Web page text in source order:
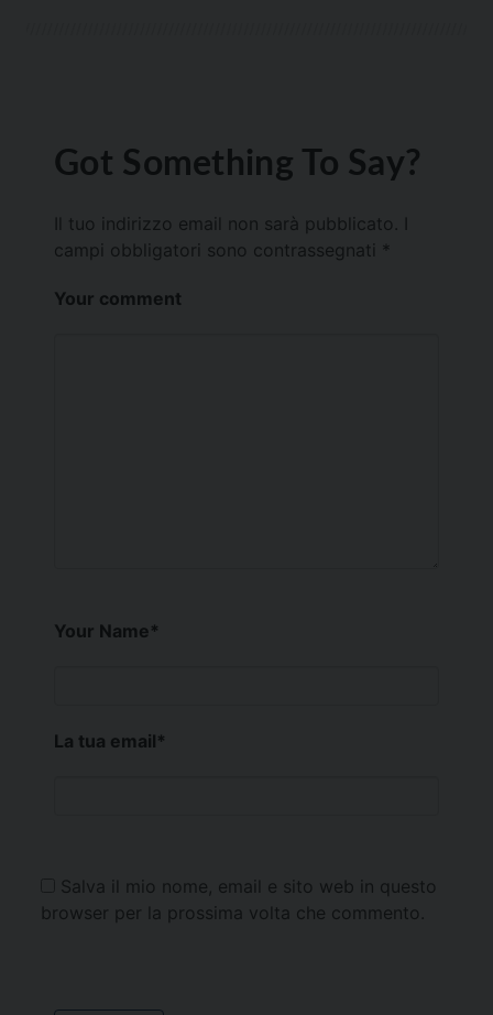
Got Something To Say?
Il tuo indirizzo email non sarà pubblicato.
campi obbligatori sono contrassegnati *
Your comment
Your Name*
La tua email*
Salva il mio nome, email e sito web in questo
browser per la prossima volta che commento.